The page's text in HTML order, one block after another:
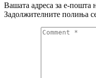
Вашата адреса за е-пошта
Задолжителните полиња